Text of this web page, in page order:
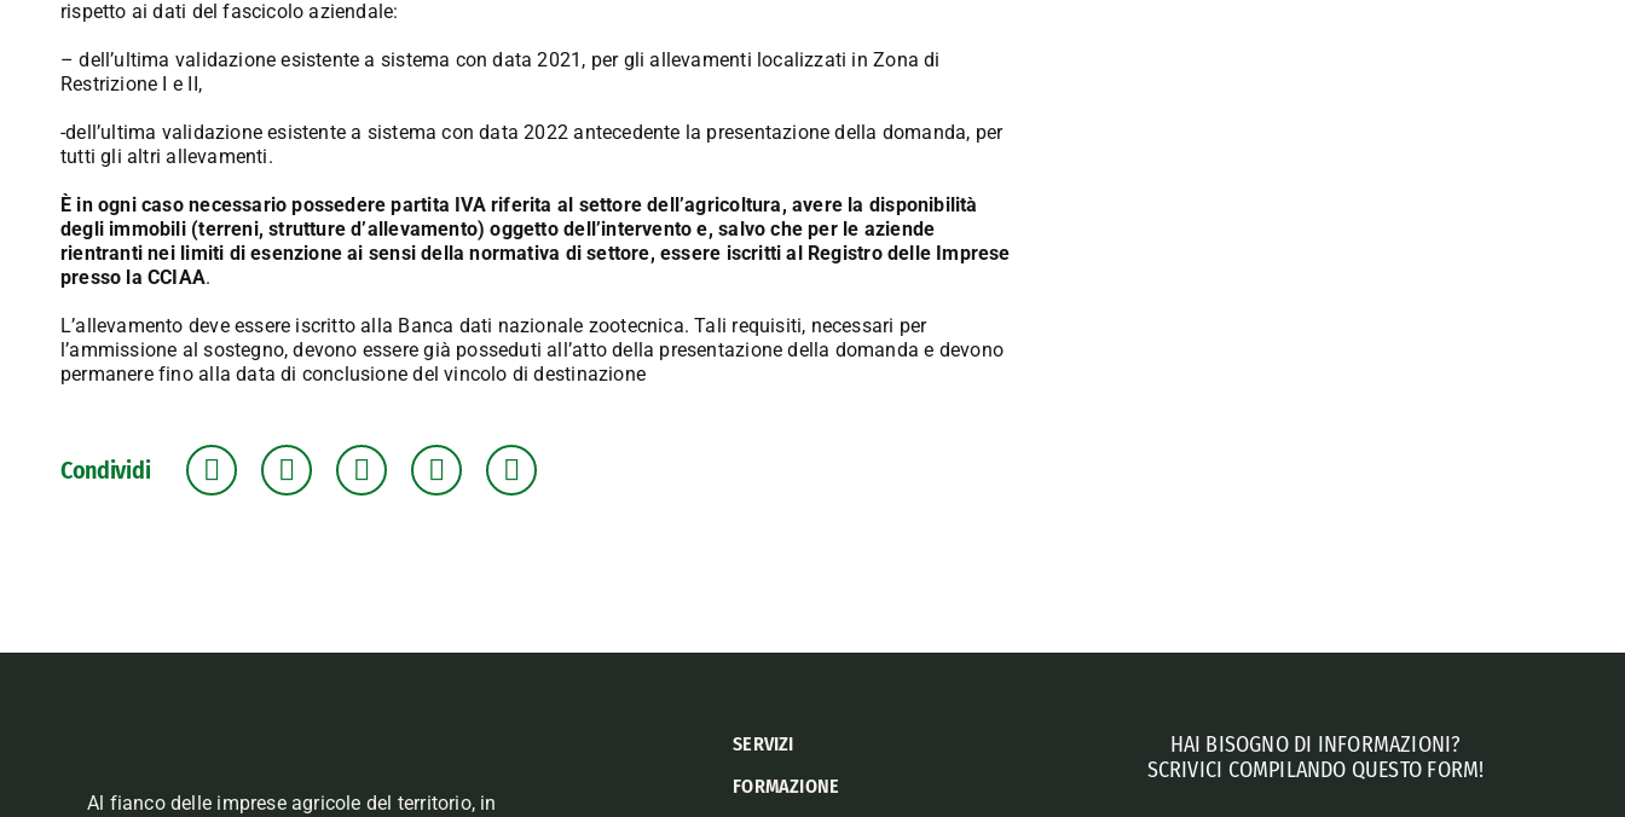
rispetto ai dati del fascicolo aziendale:
– dell’ultima validazione esistente a sistema con data 2021, per gli allevamenti localizzati in Zona di
Restrizione I e II,
-dell’ultima validazione esistente a sistema con data 2022 antecedente la presentazione della domanda, per
tutti gli altri allevamenti.
È in ogni caso necessario possedere partita IVA riferita al settore dell’agricoltura, avere la disponibilità
degli immobili (terreni, strutture d’allevamento) oggetto dell’intervento e, salvo che per le aziende
rientranti nei limiti di esenzione ai sensi della normativa di settore, essere iscritti al Registro delle Imprese
presso la CCIAA.
L’allevamento deve essere iscritto alla Banca dati nazionale zootecnica. Tali requisiti, necessari per
l’ammissione al sostegno, devono essere già posseduti all’atto della presentazione della domanda e devono
permanere fino alla data di conclusione del vincolo di destinazione
Condividi
Al fianco delle imprese agricole del territorio, in
SERVIZI
FORMAZIONE
HAI BISOGNO DI INFORMAZIONI?
SCRIVICI COMPILANDO QUESTO FORM!